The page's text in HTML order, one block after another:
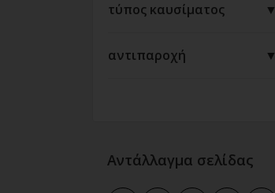
τύπος καυσίματος ▼
αντιπαροχή ▼
Αντάλλαγμα σελίδας